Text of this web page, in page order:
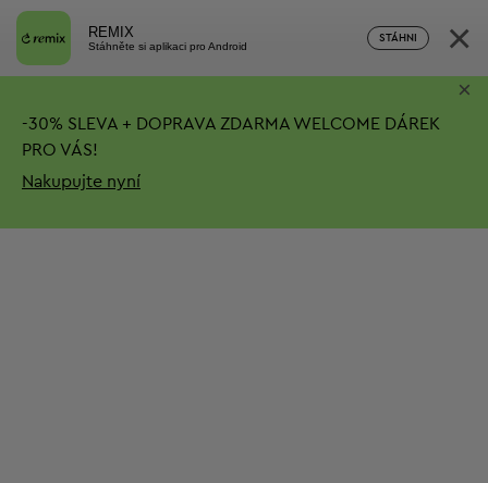
REMIX
Stáhněte si aplikaci pro Android
STÁHNI ×
-30% SLEVA + DOPRAVA ZDARMA WELCOME DÁREK
PRO VÁS!
Nakupujte nyní
×